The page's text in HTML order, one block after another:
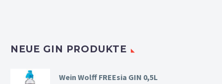
NEUE GIN PRODUKTE
Wein Wolff FREEsia GIN 0,5L